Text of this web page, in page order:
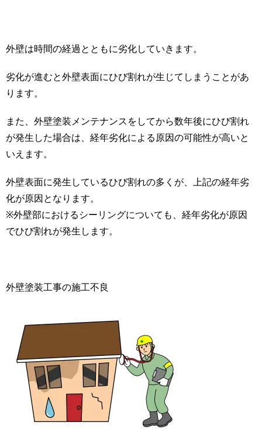
外壁は時間の経過とともに劣化していきます。
劣化が進むと外壁表面にひび割れが生じてしまうことがあ
ります。
また、外壁塗装メンテナンスをしてから数年後にひび割れ
が発生した場合は、経年劣化による原因の可能性が高いと
いえます。
外壁表面に発生しているひび割れの多くが、上記の経年劣
化が原因となります。
※外壁部におけるシーリングについても、経年劣化が原因
でひび割れが発生します。
外壁塗装工事の施工不良